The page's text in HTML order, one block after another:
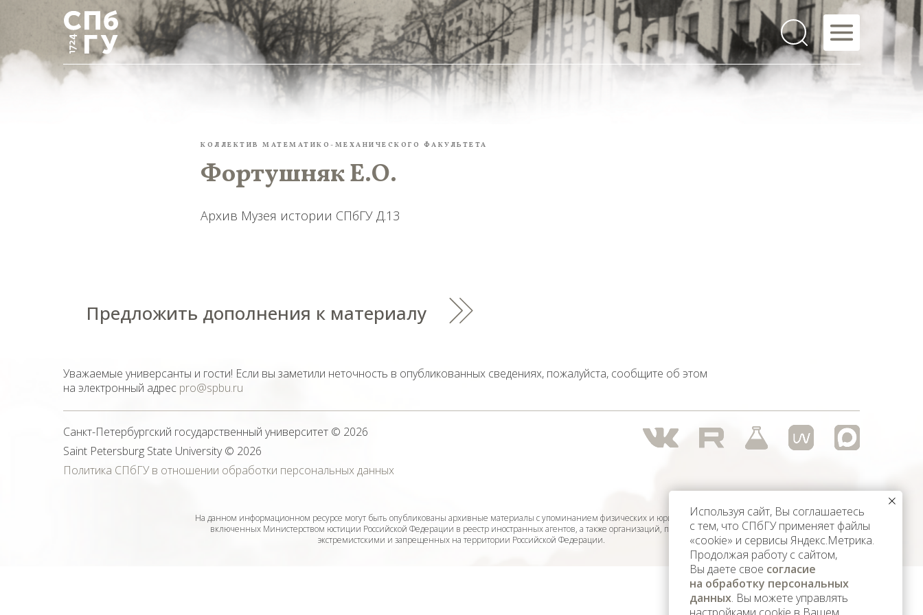
КОЛЛЕКТИВ МАТЕМАТИКО-МЕХАНИЧЕСКОГО ФАКУЛЬТЕТА
Фортушняк Е.О.
Архив Музея истории СПбГУ Д.13
Предложить дополнения к материалу
На данном информационном ресурсе могут быть опубликованы архивные материалы с упоминанием физических и юридических лиц,
включенных Министерством юстиции Российской Федерации в реестр иностранных агентов, а также организаций, признанных
экстремистскими и запрещенных на территории Российской Федерации.
Политика СПбГУ в отношении обработки персональных данных
Saint Petersburg State University© 2026
Уважаемые универсанты и гости! Если вы заметили неточность в опубликованных сведениях, пожалуйста, сообщите об этом
на электронный адрес pro@spbu.ru
Санкт-Петербургский государственный университет © 2026
Используя сайт, Вы соглашаетесь
с тем, что СПбГУ применяет файлы
«cookie» и сервисы Яндекс.Метрика.
Продолжая работу с сайтом,
Вы даете свое согласие
на обработку персональных
данных. Вы можете управлять